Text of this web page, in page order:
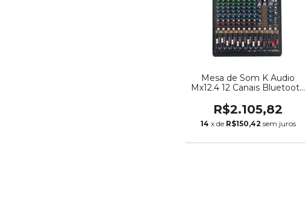
Mesa de Som K Audio
Mx12.4 12 Canais Bluetooth
R$2.105,82
14 x de R$150,42 sem juros